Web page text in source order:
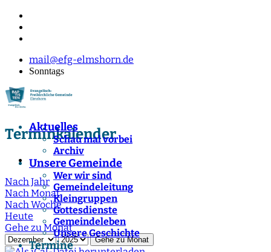
mail@efg-elmshorn.de
Sonntags
Aktuelles
Schau mal vorbei
Archiv
Unsere Gemeinde
Wer wir sind
Gemeindeleitung
Kleingruppen
Gottesdienste
Gemeindeleben
Unsere Geschichte
Termine
Terminkalender
Nach Jahr
Nach Monat
Nach Woche
Heute
Gehe zu Monat
Gehe zu Monat